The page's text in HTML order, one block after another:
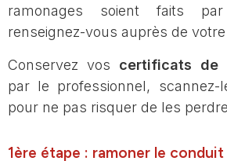
ramonages soient faits
renseignez-vous auprès de
Conservez vos certificats de
par le professionnel, scannez-
pour ne pas risquer de les
1ère étape : ramoner le conduit